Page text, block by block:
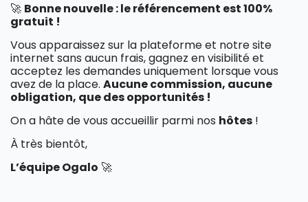
🚀 Bonne nouvelle : le référencement est 100%
gratuit !
Vous apparaissez sur la plateforme et notre site
internet sans aucun frais, gagnez en visibilité et
acceptez les demandes uniquement lorsque vous
avez de la place. Aucune commission, aucune
obligation, que des opportunités !
On a hâte de vous accueillir parmi nos hôtes​ !
À très bientôt,
L’équipe Ogalo 🚀